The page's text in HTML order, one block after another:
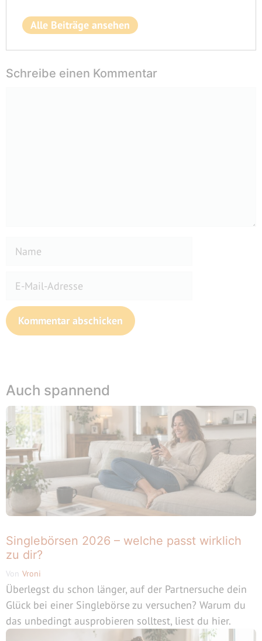
Alle Beiträge ansehen
Schreibe einen Kommentar
Name
Adresse
Website
Auch spannend
Singlebörsen 2026 – welche passt wirklich
zu dir?
Von Vroni
Überlegst du schon länger, auf der Partnersuche dein
Glück bei einer Singlebörse zu versuchen? Warum du
das unbedingt ausprobieren solltest, liest du hier.